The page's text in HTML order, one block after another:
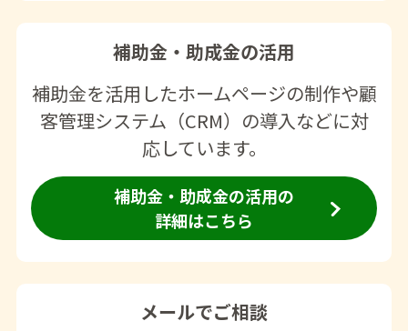
補助金・助成金の活用
補助金を活用したホームページの制作や顧
客管理システム（CRM）の導入などに対
応しています。
補助金・助成金の活用の
詳細はこちら
メールでご相談